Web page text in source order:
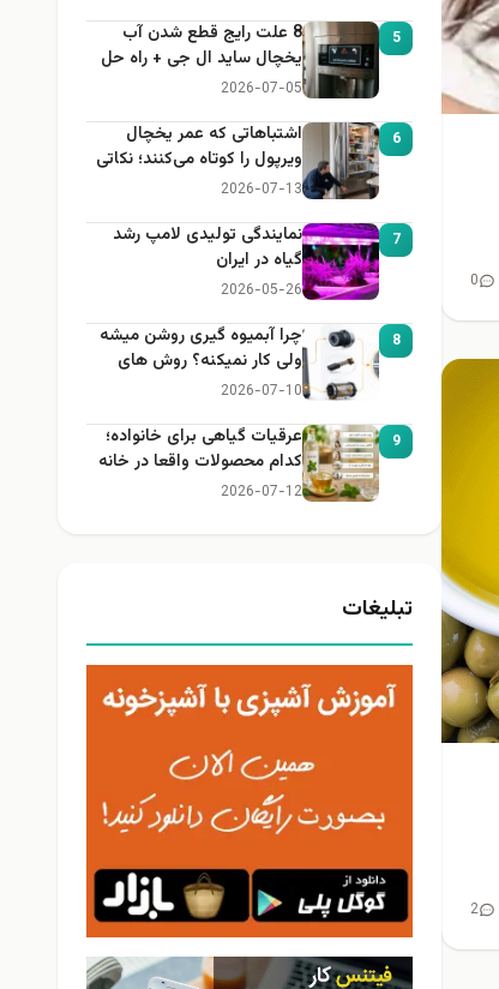
0
2
5
8 علت رایج قطع شدن آب
یخچال ساید ال جی + راه حل
2026-07-05
6
اشتباهاتی که عمر یخچال
ویرپول را کوتاه می‌کنند؛ نکاتی
که باید بدانید
2026-07-13
7
نمایندگی تولیدی لامپ رشد
گیاه در ایران
2026-05-26
8
چرا آبمیوه گیری روشن میشه
ولی کار نمیکنه؟ روش های
عیب یابی
2026-07-10
9
عرقیات گیاهی برای خانواده؛
کدام محصولات واقعا در خانه
کاربرد دارند؟
2026-07-12
تبلیغات